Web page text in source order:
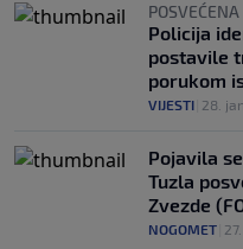
Policija
postavile
porukom
VIJESTI 28. jan.
Pojavila
Tuzla
Zvezde
NOGOMET